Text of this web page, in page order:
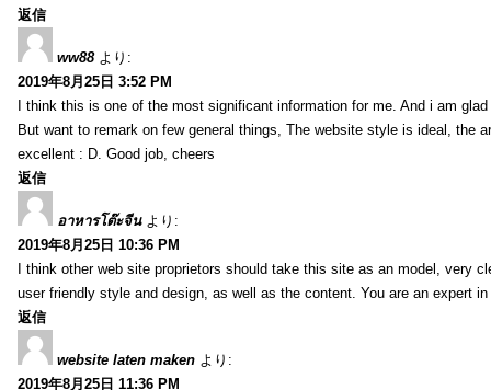
返信
ww88 より:
2019年8月25日 3:52 PM
I think this is one of the most significant information for me. And i am
But want to remark on few general things, The website style is ideal, the
excellent : D. Good job, cheers
返信
อาหารโต๊ะจีน より:
2019年8月25日 10:36 PM
I think other web site proprietors should take this site as an model, very
user friendly style and design, as well as the content. You are an expert
返信
website laten maken より:
2019年8月25日 11:36 PM